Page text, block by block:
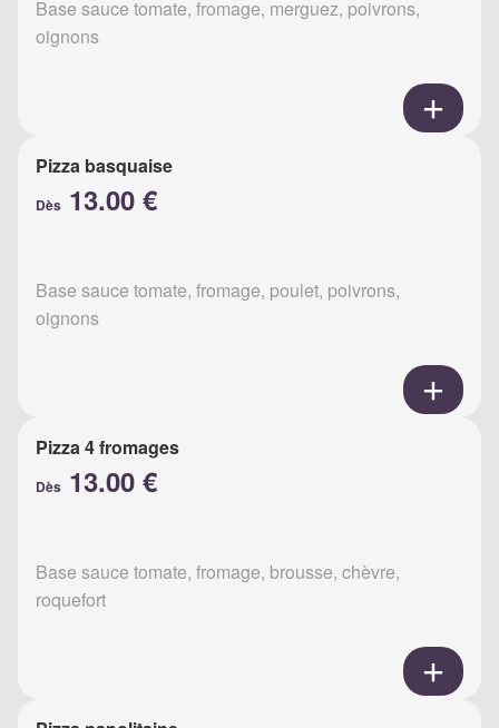
Base sauce tomate, fromage, merguez, poivrons,
oignons
Pizza basquaise
Dès 13.00 €
Base sauce tomate, fromage, poulet, poivrons,
oignons
Pizza 4 fromages
Dès 13.00 €
Base sauce tomate, fromage, brousse, chèvre,
roquefort